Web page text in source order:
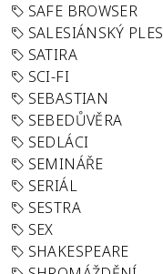
SAFE BROWSER
SALESIÁNSKÝ PLES
SATIRA
SCI-FI
SEBASTIAN
SEBEDŮVĚRA
SEDLÁCI
SEMINÁŘE
SERIÁL
SESTRA
SEX
SHAKESPEARE